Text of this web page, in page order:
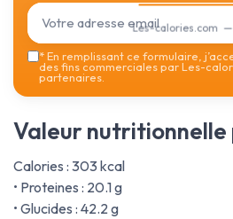
Les-calories.com
*En remplissant ce formulaire,
des fins commerciales par Les-
partenaires.
Valeur nutritionnelle
Calories : 303 kcal
• Proteines : 20.1 g
• Glucides : 42.2 g